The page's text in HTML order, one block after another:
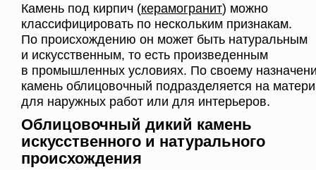
Камень под кирпич (керамогранит) можно
классифицировать по нескольким признакам.
По происхождению он может быть натуральным
и искусственным, то есть произведенным
в промышленных условиях. По своему
камень облицовочный подразделяется на
для наружных работ или для интерьеров.
Облицовочный дикий камень
искусственного и натурального
происхождения